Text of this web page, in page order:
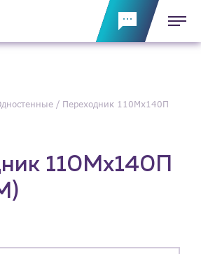
Переходник 110Мх140П
110Мх140П